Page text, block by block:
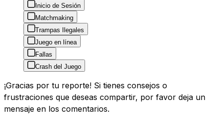
Inicio de Sesión
Matchmaking
Trampas Ilegales
Juego en línea
Fallas
Crash del Juego
¡Gracias por tu reporte! Si tienes consejos o
frustraciones que deseas compartir, por favor deja un
mensaje en los comentarios.